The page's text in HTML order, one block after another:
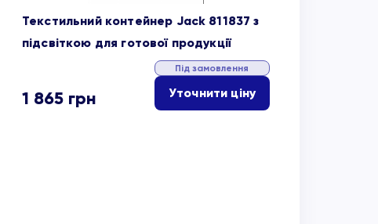
Текстильний контейнер Jack 811837 з
підсвіткою для готової продукції
1 865 грн
Під замовлення
Уточнити ціну